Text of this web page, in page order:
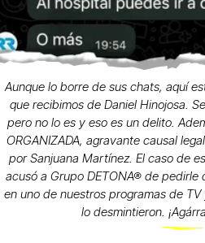
Aunque lo borre de sus chats, aquí
que recibimos de Daniel Hinojosa.
pero no lo es y eso es un delito.
ORGANIZADA, agravante causal
por Sanjuana Martínez. El caso de
acusó a Grupo DETONA® de
en uno de nuestros programas de
lo desmintieron.